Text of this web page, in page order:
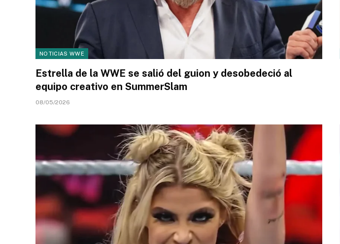
NOTICIAS WWE
Estrella de la WWE se salió del guion y desobedeció al
equipo creativo en SummerSlam
08/05/2026